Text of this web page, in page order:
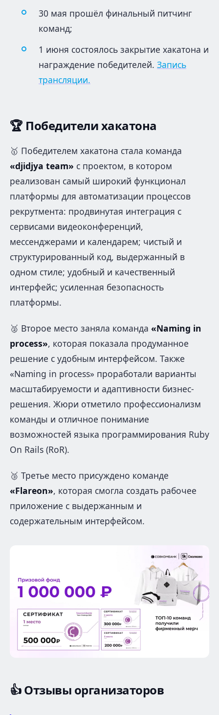
30 мая прошёл финальный питчинг
команд;
1 июня состоялось закрытие хакатона и
награждение победителей. Запись
трансляции.
🏆 Победители хакатона
🥇 Победителем хакатона стала команда
«djidjya team» с проектом, в котором
реализован самый широкий функционал
платформы для автоматизации процессов
рекрутмента: продвинутая интеграция с
сервисами видеоконференций,
мессенджерами и календарем; чистый и
структурированный код, выдержанный в
одном стиле; удобный и качественный
интерфейс; усиленная безопасность
платформы.
🥈 Второе место заняла команда «Naming in
process», которая показала продуманное
решение с удобным интерфейсом. Также
«Naming in process» проработали варианты
масштабируемости и адаптивности бизнес-
решения. Жюри отметило профессионализм
команды и отличное понимание
возможностей языка программирования Ruby
On Rails (RoR).
🥉 Третье место присуждено команде
«Flareon», которая смогла создать рабочее
приложение с выдержанным и
содержательным интерфейсом.
👍Отзывы организаторов